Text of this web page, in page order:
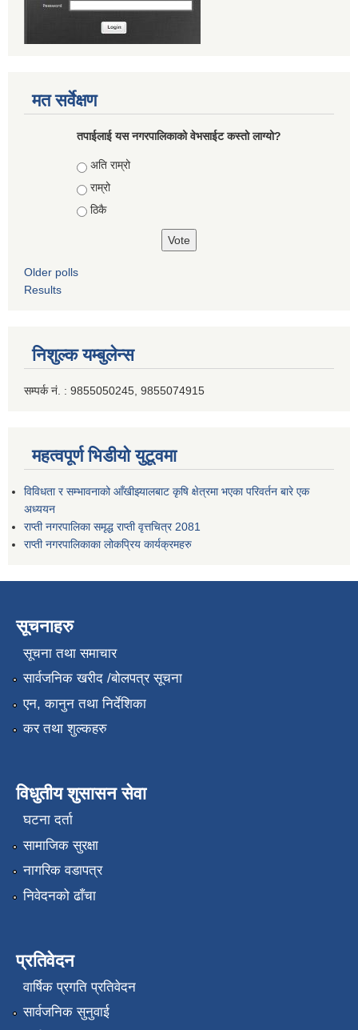
मत सर्वेक्षण
तपाईलाई यस नगरपालिकाको वेभसाईट कस्तो लाग्यो?
Choices
अति राम्रो
राम्रो
ठिकै
Older polls
Results
निशुल्क यम्बुलेन्स
सम्पर्क नं. : 9855050245, 9855074915
महत्वपूर्ण भिडीयो युटूवमा
विविधता र सम्भावनाको आँखीझ्यालबाट कृषि क्षेत्रमा भएका परिवर्तन बारे एक
अध्ययन
राप्ती नगरपालिका समृद्ध राप्ती वृत्तचित्र 2081
राप्ती नगरपालिकाका लोकप्रिय कार्यक्रमहरु
सूचनाहरु
सूचना तथा समाचार
सार्वजनिक खरीद /बोलपत्र सूचना
एन, कानुन तथा निर्देशिका
कर तथा शुल्कहरु
विधुतीय शुसासन सेवा
घटना दर्ता
सामाजिक सुरक्षा
नागरिक वडापत्र
निवेदनको ढाँचा
प्रतिवेदन
वार्षिक प्रगति प्रतिवेदन
सार्वजनिक सुनुवाई